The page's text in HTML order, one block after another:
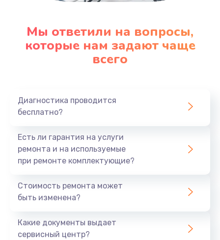
Мы ответили на вопросы,
которые нам задают чаще
всего
Диагностика проводится
бесплатно?
Есть ли гарантия на услуги
ремонта и на используемые
при ремонте комплектующие?
Стоимость ремонта может
быть изменена?
Какие документы выдает
сервисный центр?